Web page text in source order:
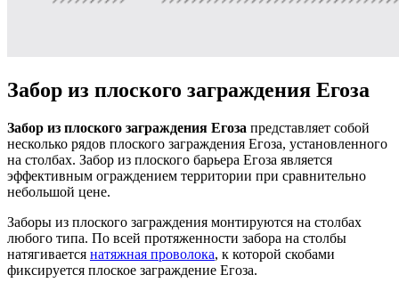
Забор из плоского заграждения Егоза
Забор из плоского заграждения Егоза представляет собой
несколько рядов плоского заграждения Егоза, установленного
на столбах. Забор из плоского барьера Егоза является
эффективным ограждением территории при сравнительно
небольшой цене.
Заборы из плоского заграждения монтируются на столбах
любого типа. По всей протяженности забора на столбы
натягивается натяжная проволока, к которой скобами
фиксируется плоское заграждение Егоза.